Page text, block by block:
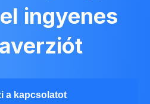
ingyenes
a kapcsolatot